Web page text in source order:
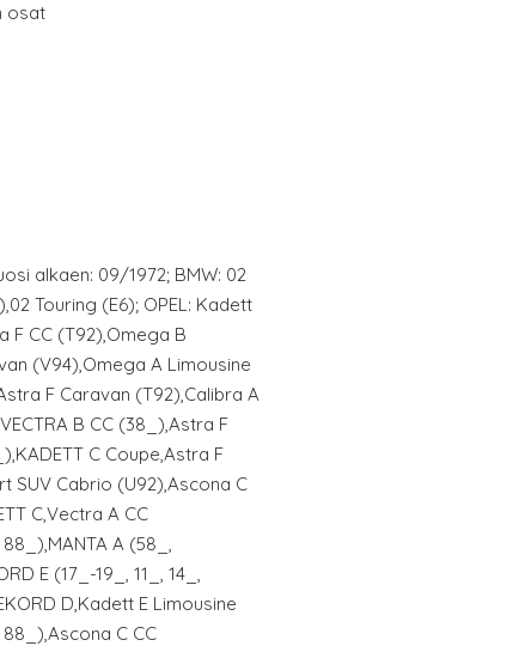
osat
alkaen: 09/1972; BMW: 02
Touring (E6); OPEL: Kadett
F CC (T92),Omega B
(V94),Omega A Limousine
F Caravan (T92),Calibra A
B CC (38_),Astra F
C Coupe,Astra F
SUV Cabrio (U92),Ascona C
C,Vectra A CC
A (58_,
E (17_-19_, 11_, 14_,
D,Kadett E Limousine
C CC